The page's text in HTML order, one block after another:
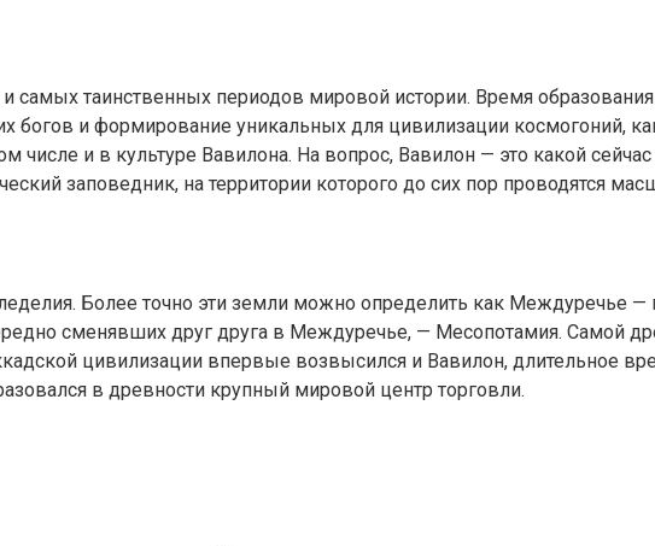
таинственных периодов мировой истории. Время образования
богов и формирование уникальных для цивилизации космогоний,
и в культуре Вавилона. На вопрос, Вавилон — это какой
заповедник, на территории которого до сих пор проводятся
Более точно эти земли можно определить как Междуречье
сменявших друг друга в Междуречье, — Месопотамия. Самой
цивилизации впервые возвысился и Вавилон, длительное
в древности крупный мировой центр торговли.